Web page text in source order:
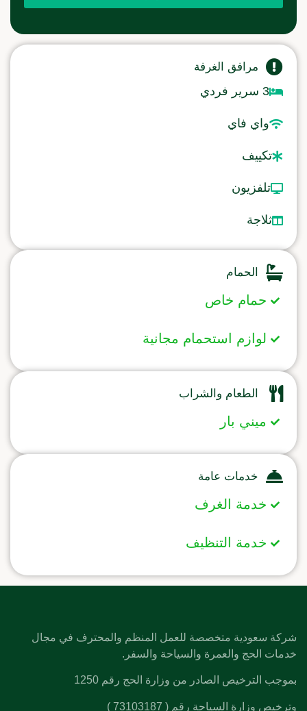
مرافق الغرفة
3 سرير فردي
واي فاي
تكييف
تلفزيون
ثلاجة
الحمام
حمام خاص
لوازم استحمام مجانية
الطعام والشراب
ميني بار
خدمات عامة
خدمة الغرف
خدمة التنظيف
شركة سعودية متخصصة للعمل المنظم والمحترف في مجال
خدمات الحج والعمرة والسياحة والسفر.
بموجب الترخيص الصادر من وزارة الحج رقم 1250
وترخيص وزارة السياحة رقم ( 73103187 )